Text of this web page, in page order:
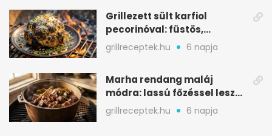
Grillezett sült karfiol
pecorinóval: füstös,
karamellizált nyári kedvenc
grillreceptek.hu 6 napja
Marha rendang maláj
módra: lassú főzéssel lesz
igazán szaftos
grillreceptek.hu 6 napja